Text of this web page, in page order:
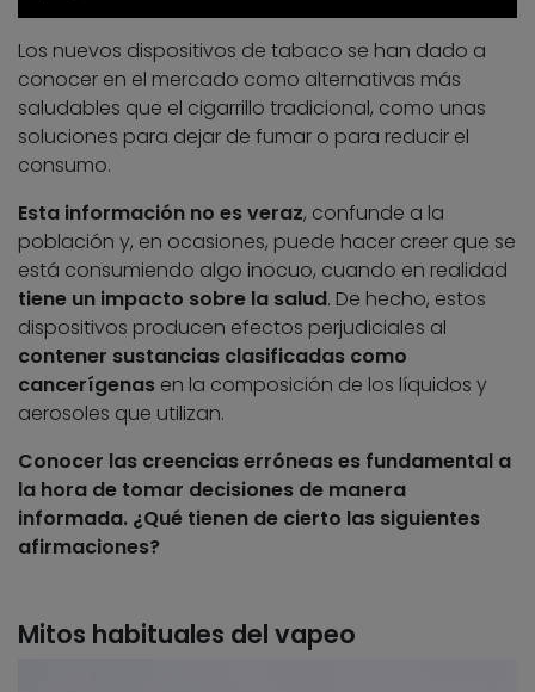
Los nuevos dispositivos de tabaco se han dado a
conocer en el mercado como alternativas más
saludables que el cigarrillo tradicional, como unas
soluciones para dejar de fumar o para reducir el
consumo.
Esta información no es veraz, confunde a la
población y, en ocasiones, puede hacer creer que se
está consumiendo algo inocuo, cuando en realidad
tiene un impacto sobre la salud. De hecho, estos
dispositivos producen efectos perjudiciales al
contener sustancias clasificadas como
cancerígenas en la composición de los líquidos y
aerosoles que utilizan.
Conocer las creencias erróneas es fundamental a
la hora de tomar decisiones de manera
informada. ¿Qué tienen de cierto las siguientes
afirmaciones?
Mitos habituales del vapeo